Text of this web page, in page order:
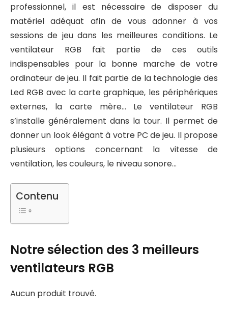
professionnel, il est nécessaire de disposer du
matériel adéquat afin de vous adonner à vos
sessions de jeu dans les meilleures conditions. Le
ventilateur RGB fait partie de ces outils
indispensables pour la bonne marche de votre
ordinateur de jeu. Il fait partie de la technologie des
Led RGB avec la carte graphique, les périphériques
externes, la carte mère… Le ventilateur RGB
s’installe généralement dans la tour. Il permet de
donner un look élégant à votre PC de jeu. Il propose
plusieurs options concernant la vitesse de
ventilation, les couleurs, le niveau sonore…
Contenu
Notre sélection des 3 meilleurs
ventilateurs RGB
Aucun produit trouvé.